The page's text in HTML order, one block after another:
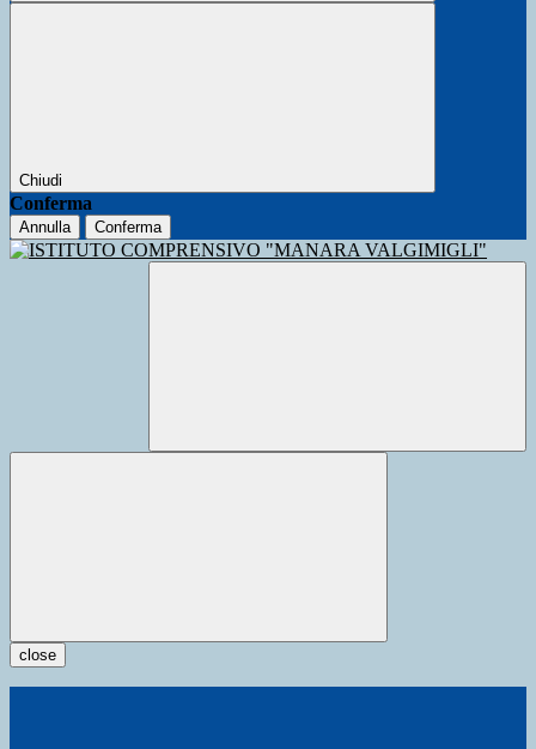
Chiudi
Conferma
Annulla Conferma
close